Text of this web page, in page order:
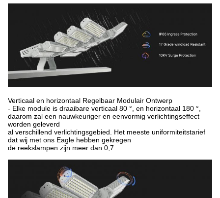
Verticaal en horizontaal Regelbaar Modulair Ontwerp
- Elke module is draaibare verticaal 80 °, en horizontaal 180 °,
daarom zal een nauwkeuriger en eenvormig verlichtingseffect
worden geleverd
al verschillend verlichtingsgebied. Het meeste uniformiteitstarief
dat wij met ons Eagle hebben gekregen
de reekslampen zijn meer dan 0,7